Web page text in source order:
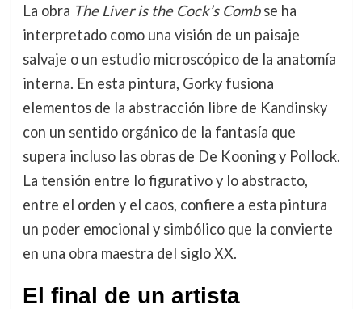
La obra The Liver is the Cock’s Combse ha
interpretado como una visión de un paisaje
salvaje o un estudio microscópico de la anatomía
interna. En esta pintura, Gorky fusiona
elementos de la abstracción libre de Kandinsky
con un sentido orgánico de la fantasía que
supera incluso las obras de De Kooning y Pollock.
La tensión entre lo figurativo y lo abstracto,
entre el orden y el caos, confiere a esta pintura
un poder emocional y simbólico que la convierte
en una obra maestra del siglo XX.
El final de un artista